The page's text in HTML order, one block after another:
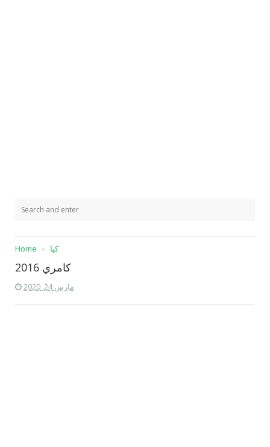
Home كيا
كامري 2016
مارس 24, 2020